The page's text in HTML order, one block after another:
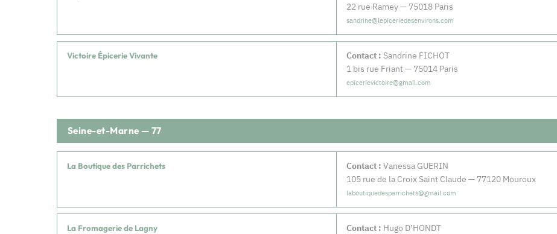
22 rue Ramey — 75018 Paris
sandrine@lepiceriedesenvirons.com
Victoire Épicerie Vivante Contact : Sandrine FICHOT
1 bis rue Friant — 75014 Paris
epicerievictoire@gmail.com
Seine-et-Marne — 77
La Boutique des Parrichets Contact : Vanessa GUERIN
105 rue de la Croix Saint Claude — 77120 Mouroux
laboutiquedesparrichets@gmail.com
La Fromagerie de Lagny Contact : Hugo D’HONDT